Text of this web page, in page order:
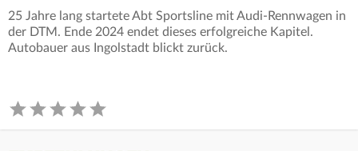
25 Jahre lang startete Abt Sportsline mit Audi-Rennwagen in
der DTM. Ende 2024 endet dieses erfolgreiche Kapitel.
Autobauer aus Ingolstadt blickt zurück.